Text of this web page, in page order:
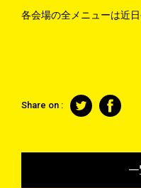
各会場の全メニューは近
Share on :
一